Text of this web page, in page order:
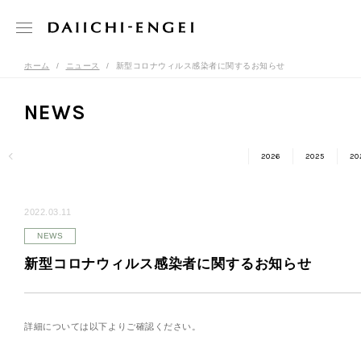
ホーム ニュース 新型コロナウィルス感染者に関するお知らせ
NEWS
2026 2025
2022.03.11
NEWS
新型コロナウィルス感染者に関するお知らせ
詳細については以下よりご確認ください。